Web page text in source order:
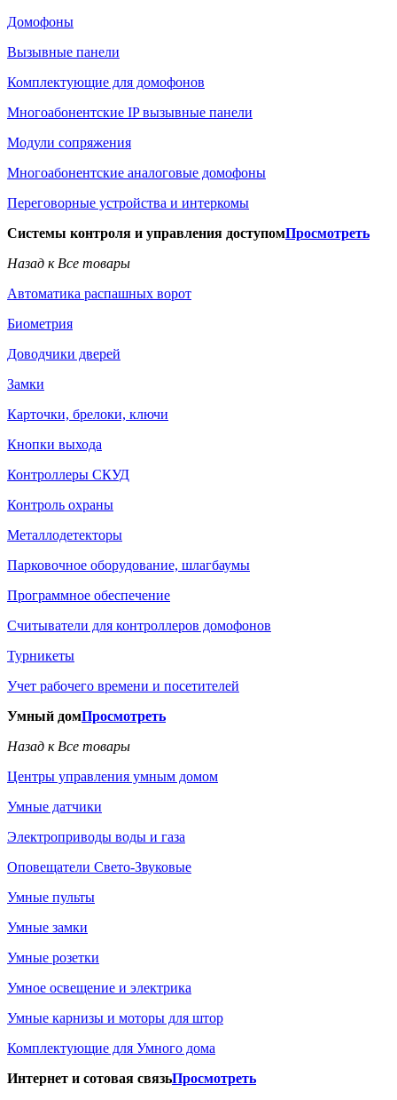
Домофоны
Вызывные панели
Комплектующие для домофонов
Многоабонентские IP вызывные панели
Модули сопряжения
Многоабонентские аналоговые домофоны
Переговорные устройства и интеркомы
Системы контроля и управления доступомПросмотреть
Назад к Все товары
Автоматика распашных ворот
Биометрия
Доводчики дверей
Замки
Карточки, брелоки, ключи
Кнопки выхода
Контроллеры СКУД
Контроль охраны
Металлодетекторы
Парковочное оборудование, шлагбаумы
Программное обеспечение
Считыватели для контроллеров домофонов
Турникеты
Учет рабочего времени и посетителей
Умный домПросмотреть
Назад к Все товары
Центры управления умным домом
Умные датчики
Электроприводы воды и газа
Оповещатели Свето-Звуковые
Умные пульты
Умные замки
Умные розетки
Умное освещение и электрика
Умные карнизы и моторы для штор
Комплектующие для Умного дома
Интернет и сотовая связьПросмотреть